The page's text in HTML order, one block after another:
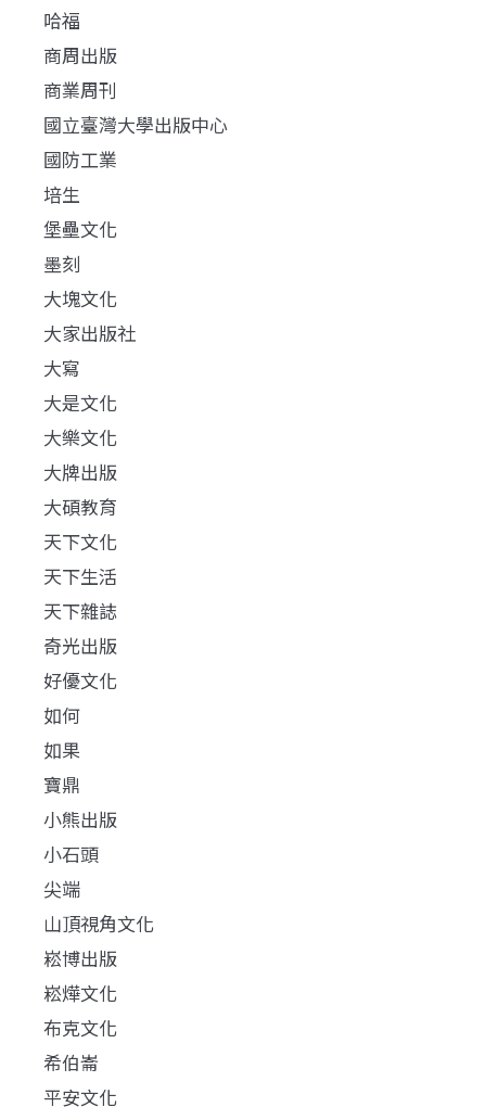
哈福
商周出版
商業周刊
國立臺灣大學出版中心
國防工業
培生
堡壘文化
墨刻
大塊文化
大家出版社
大寫
大是文化
大樂文化
大牌出版
大碩教育
天下文化
天下生活
天下雜誌
奇光出版
好優文化
如何
如果
寶鼎
小熊出版
小石頭
尖端
山頂視角文化
崧博出版
崧燁文化
布克文化
希伯崙
平安文化